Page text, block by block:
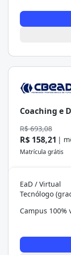
Coaching e
R$ 693,08
R$ 158,21 |
Matrícula grátis
EaD / Virtual
Tecnólogo
Campus 100%